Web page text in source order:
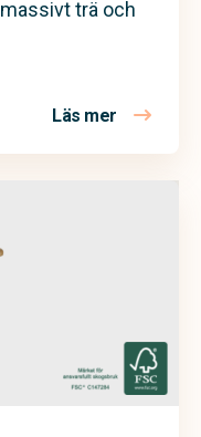
trä och
Läs mer om